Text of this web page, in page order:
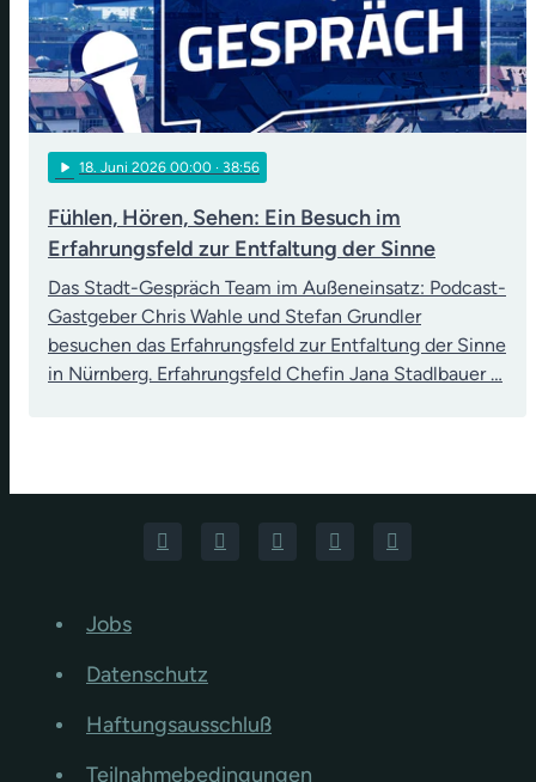
play_arrow 18. Juni 2026 00:00 · 38:56
Fühlen, Hören, Sehen: Ein Besuch im
Erfahrungsfeld zur Entfaltung der Sinne
Das Stadt-Gespräch Team im Außeneinsatz: Podcast-
Gastgeber Chris Wahle und Stefan Grundler
besuchen das Erfahrungsfeld zur Entfaltung der Sinne
in Nürnberg. Erfahrungsfeld Chefin Jana Stadlbauer …
Jobs
Datenschutz
Haftungsausschluß
Teilnahmebedingungen